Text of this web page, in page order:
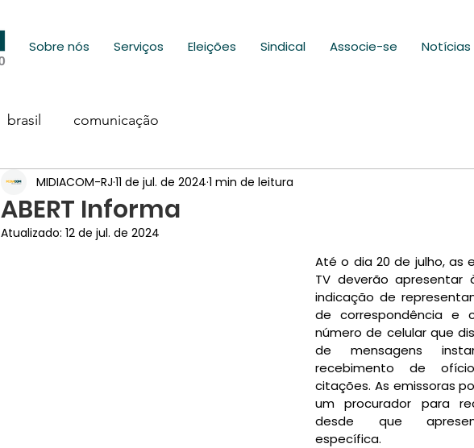
Sobre nós Serviços Eleições Sindical Associe-se Notícias
brasil comunicação
ABERT Informa
MIDIACOM-RJ 11 de jul. de 2024 1 min de leitura
Atualizado: 12 de jul. de 2024
Até o dia 20 de julho, as
TV deverão apresentar
indicação de
de correspondência e
número de celular que
de mensagens
recebimento de
citações. As emissoras
um procurador para
desde que
específica.